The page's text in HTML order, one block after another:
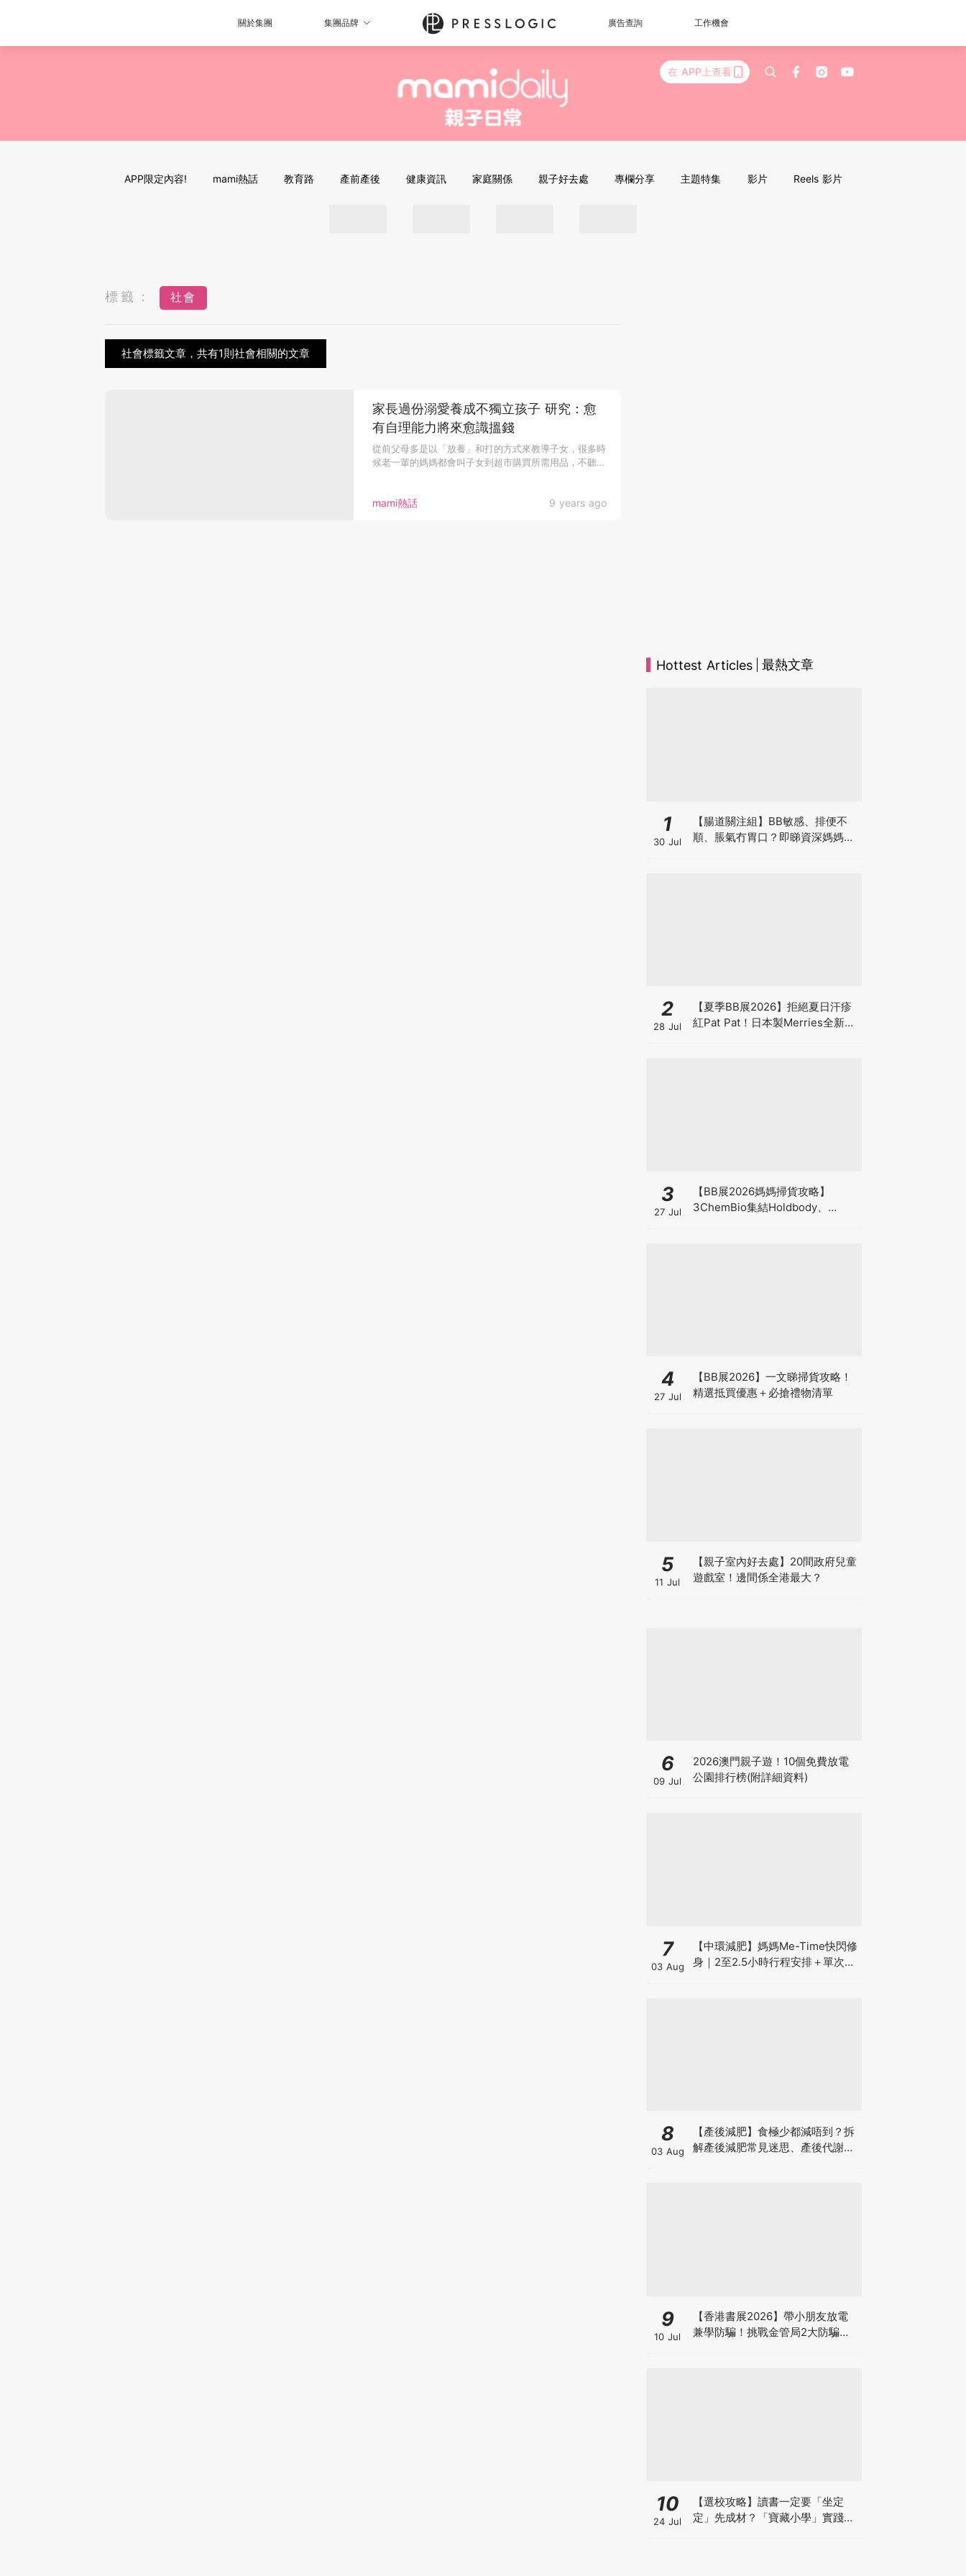
關於集團 集團品牌 廣告查詢 工作機會
在 APP上查看
APP限定內容! mami熱話 教育路 產前產後 健康資訊 家庭關係 親子好去處 專欄分享 主題特集 影片 Reels 影片
標籤： 社會
社會標籤文章，共有1則社會相關的文章
mami熱話 9 years ago
家長過份溺愛養成不獨立孩子 研究：愈
有自理能力將來愈識搵錢
從前父母多是以「放養」和打的方式來教導子女，很多時
候老一輩的媽媽都會叫子女到超市購買所需用品，不聽話
Hottest Articles 最熱文章
1
30 Jul
【腸道關注組】BB敏感、排便不
順、脹氣冇胃口？即睇資深媽媽分
2
28 Jul
【夏季BB展2026】拒絕夏日汗疹
紅Pat Pat！日本製Merries全新超
3
27 Jul
【BB展2026媽媽掃貨攻略】
3ChemBio集結Holdbody、
4
27 Jul
【BB展2026】一文睇掃貨攻略！
精選抵買優惠＋必搶禮物清單
5
11 Jul
【親子室內好去處】20間政府兒童
遊戲室！邊間係全港最大？
6
09 Jul
2026澳門親子遊！10個免費放電
公園排行榜(附詳細資料)
7
03 Aug
【中環減肥】媽媽Me-Time快閃修
身｜2至2.5小時行程安排＋單次收
8
03 Aug
【產後減肥】食極少都減唔到？拆
解產後減肥常見迷思、產後代謝、
9
10 Jul
【香港書展2026】帶小朋友放電
兼學防騙！挑戰金管局2大防騙遊
10
24 Jul
【選校攻略】讀書一定要「坐定
定」先成材？「寶藏小學」實踐動